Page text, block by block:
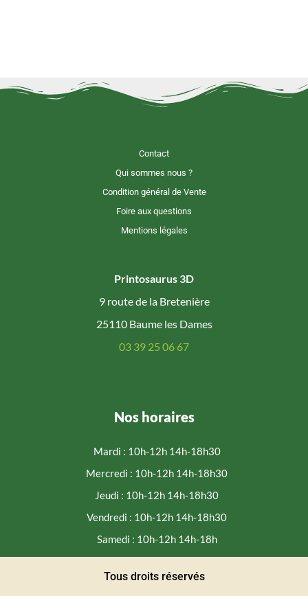
Contact
Qui sommes nous ?
Condition général de Vente
Foire aux questions
Mentions légales
Printosaurus 3D
9 route de la Bretenière
25110 Baume les Dames
03 39 25 06 67
Nos horaires
Mardi : 10h-12h 14h-18h30
Mercredi : 10h-12h 14h-18h30
Jeudi : 10h-12h 14h-18h30
Vendredi : 10h-12h 14h-18h30
Samedi : 10h-12h 14h-18h
Tous droits réservés